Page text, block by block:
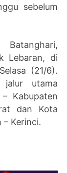
sebelum
Lebaran, di
(21/6).
jalur utama
Kabupaten
dan Kota
– Kerinci.